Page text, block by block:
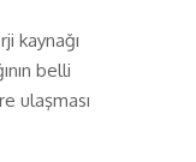
kaynağı
belli
ulaşması